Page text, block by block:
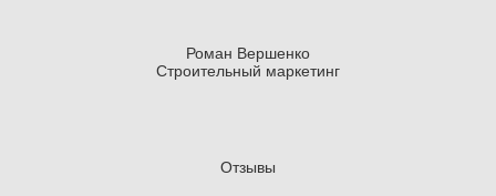
Роман Вершенко
Строительный маркетинг
Отзывы